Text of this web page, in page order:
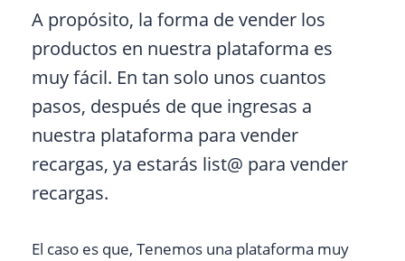
A propósito, la forma de vender los
productos en nuestra plataforma es
muy fácil. En tan solo unos cuantos
pasos, después de que ingresas a
nuestra plataforma para vender
recargas, ya estarás list@ para vender
recargas.
El caso es que, Tenemos una plataforma muy